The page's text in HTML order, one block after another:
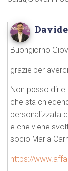
Buongiorno
grazie per
Non posso
che sta
personalizzata
e che viene
socio Maria
https://